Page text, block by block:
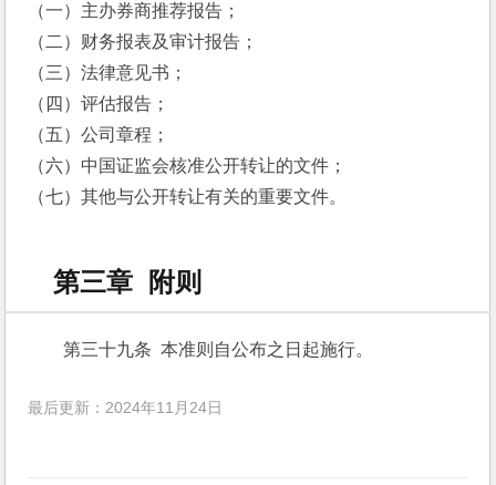
（一）主办券商推荐报告；
（二）财务报表及审计报告；
（三）法律意见书；
（四）评估报告；
（五）公司章程；
（六）中国证监会核准公开转让的文件；
（七）其他与公开转让有关的重要文件。
第三章 附则
第三十九条  本准则自公布之日起施行。
最后更新：2024年11月24日